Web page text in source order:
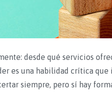
desde qué servicios
es una habilidad crítica
siempre, pero sí hay